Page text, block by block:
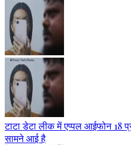
टाटा डेटा लीक में एप्पल आईफोन 18
सामने आई है